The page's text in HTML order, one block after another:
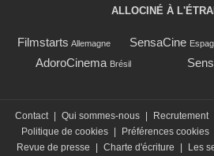
ALLOCINÉ À
Filmstarts Allemagne SensaCine
AdoroCinema Brésil
Contact | Qui sommes-nous | Recrutement
Politique de cookies | Préférences cookies
Revue de presse
| Charte d'écriture | Les